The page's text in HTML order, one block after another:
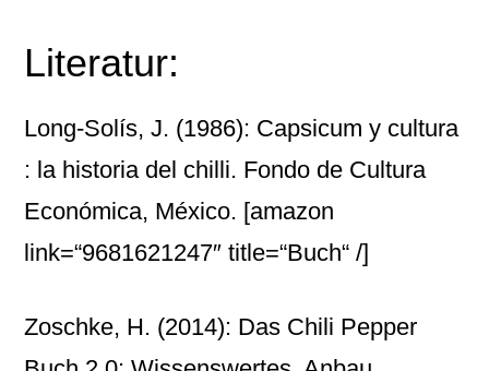
Literatur:
Long-Solís, J. (1986): Capsicum y cultura
: la historia del chilli. Fondo de Cultura
Económica, México. [amazon
link=“9681621247″ title=“Buch“ /]
Zoschke, H. (2014): Das Chili Pepper